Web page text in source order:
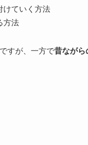
けていく方法
方法
すが、一方で昔ながら